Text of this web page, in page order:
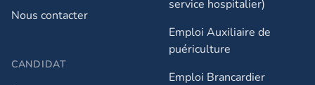
Nous contacter
CANDIDAT
service hospitalier)
Emploi Auxiliaire de
puériculture
Emploi Brancardier